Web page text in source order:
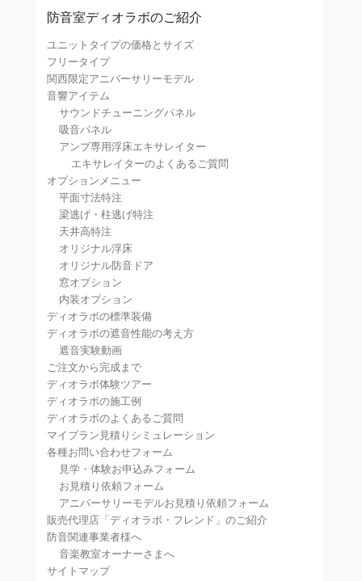
防音室ディオラボのご紹介
ユニットタイプの価格とサイズ
フリータイプ
関西限定アニバーサリーモデル
音響アイテム
サウンドチューニングパネル
吸音パネル
アンプ専用浮床エキサレイター
エキサレイターのよくあるご質問
オプションメニュー
平面寸法特注
梁逃げ・柱逃げ特注
天井高特注
オリジナル浮床
オリジナル防音ドア
窓オプション
内装オプション
ディオラボの標準装備
ディオラボの遮音性能の考え方
遮音実験動画
ご注文から完成まで
ディオラボ体験ツアー
ディオラボの施工例
ディオラボのよくあるご質問
マイプラン見積りシミュレーション
各種お問い合わせフォーム
見学・体験お申込みフォーム
お見積り依頼フォーム
アニバーサリーモデルお見積り依頼フォーム
販売代理店「ディオラボ・フレンド」のご紹介
防音関連事業者様へ
音楽教室オーナーさまへ
サイトマップ